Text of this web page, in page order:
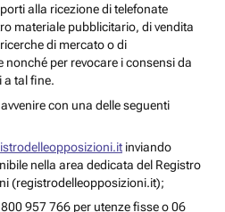
alla ricezione di telefonate
materiale pubblicitario, di vendita
di mercato o di
per revocare i consensi da
a tal fine.
con una delle seguenti
inviando
nella area dedicata del Registro
(registrodelleopposizioni.it);
957 766 per utenze fisse o 06